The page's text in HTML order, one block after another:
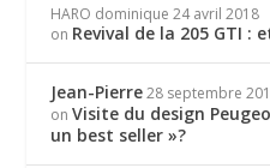
HARO dominique 24 avril 2018
on Revival de la 205 GTI :
Jean-Pierre 28 septembre
onVisite du design
un best seller »?